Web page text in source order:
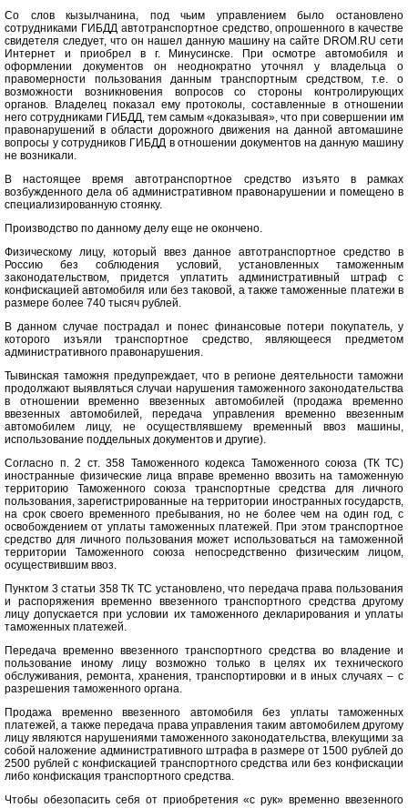
Со слов кызылчанина, под чьим управлением было остановлено
сотрудниками ГИБДД автотранспортное средство, опрошенного в качестве
свидетеля следует, что он нашел данную машину на сайте DROM.RU сети
Интернет и приобрел в г. Минусинске. При осмотре автомобиля и
оформлении документов он неоднократно уточнял у владельца о
правомерности пользования данным транспортным средством, т.е. о
возможности возникновения вопросов со стороны контролирующих
органов. Владелец показал ему протоколы, составленные в отношении
него сотрудниками ГИБДД, тем самым «доказывая», что при совершении им
правонарушений в области дорожного движения на данной автомашине
вопросы у сотрудников ГИБДД в отношении документов на данную машину
не возникали.
В настоящее время автотранспортное средство изъято в рамках
возбужденного дела об административном правонарушении и помещено в
специализированную стоянку.
Производство по данному делу еще не окончено.
Физическому лицу, который ввез данное автотранспортное средство в
Россию без соблюдения условий, установленных таможенным
законодательством, придется уплатить административный штраф с
конфискацией автомобиля или без таковой, а также таможенные платежи в
размере более 740 тысяч рублей.
В данном случае пострадал и понес финансовые потери покупатель, у
которого изъяли транспортное средство, являющееся предметом
административного правонарушения.
Тывинская таможня предупреждает, что в регионе деятельности таможни
продолжают выявляться случаи нарушения таможенного законодательства
в отношении временно ввезенных автомобилей (продажа временно
ввезенных автомобилей, передача управления временно ввезенным
автомобилем лицу, не осуществлявшему временный ввоз машины,
использование поддельных документов и другие).
Согласно п. 2 ст. 358 Таможенного кодекса Таможенного союза (ТК ТС)
иностранные физические лица вправе временно ввозить на таможенную
территорию Таможенного союза транспортные средства для личного
пользования, зарегистрированные на территории иностранных государств,
на срок своего временного пребывания, но не более чем на один год, с
освобождением от уплаты таможенных платежей. При этом транспортное
средство для личного пользования может использоваться на таможенной
территории Таможенного союза непосредственно физическим лицом,
осуществившим ввоз.
Пунктом 3 статьи 358 ТК ТС установлено, что передача права пользования
и распоряжения временно ввезенного транспортного средства другому
лицу допускается при условии их таможенного декларирования и уплаты
таможенных платежей.
Передача временно ввезенного транспортного средства во владение и
пользование иному лицу возможно только в целях их технического
обслуживания, ремонта, хранения, транспортировки и в иных случаях – с
разрешения таможенного органа.
Продажа временно ввезенного автомобиля без уплаты таможенных
платежей, а также передача права управления таким автомобилем другому
лицу являются нарушениями таможенного законодательства, влекущими за
собой наложение административного штрафа в размере от 1500 рублей до
2500 рублей с конфискацией транспортного средства или без конфискации
либо конфискация транспортного средства.
Чтобы обезопасить себя от приобретения «с рук» временно ввезенного